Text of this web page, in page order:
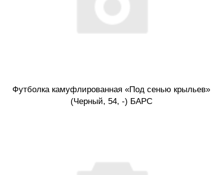
Футболка камуфлированная «Под сенью крыльев»
(Черный, 54, -) БАРС